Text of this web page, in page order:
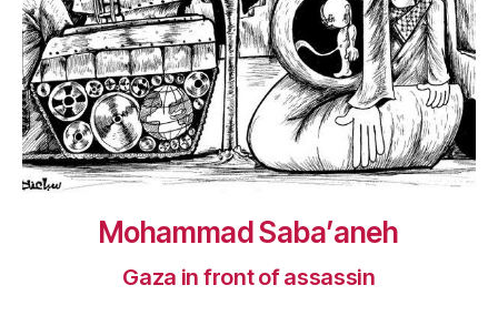
Mohammad Saba’aneh
Gaza in front of assassin